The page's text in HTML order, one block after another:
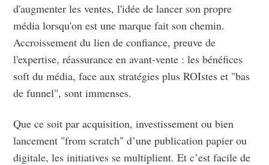
d'augmenter les ventes, l'idée de lancer son propre
média lorsqu'on est une marque fait son chemin.
Accroissement du lien de confiance, preuve de
l'expertise, réassurance en avant-vente : les bénéfices
soft du média, face aux stratégies plus ROIstes et "bas
de funnel", sont immenses.
Que ce soit par acquisition, investissement ou bien
lancement "from scratch" d’une publication papier ou
digitale, les initiatives se multiplient. Et c’est facile de